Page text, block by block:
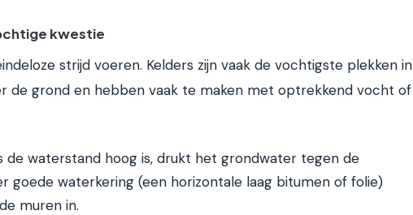
kwestie
strijd voeren. Kelders zijn vaak de vochtigste plekken in
de grond en hebben vaak te maken met optrekkend vocht of
de waterstand hoog is, drukt het grondwater tegen de
goede waterkering (een horizontale laag bitumen of folie)
muren in.